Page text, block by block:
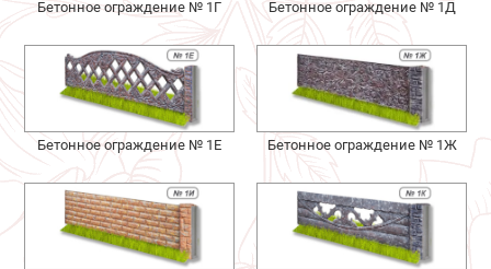
Бетонное ограждение № 1Г Бетонное ограждение № 1Д
Бетонное ограждение № 1Е Бетонное ограждение № 1Ж